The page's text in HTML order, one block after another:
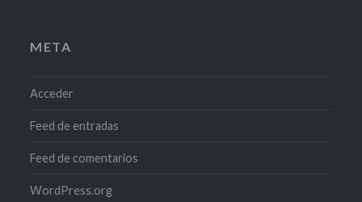
META
Acceder
Feed de entradas
Feed de comentarios
WordPress.org